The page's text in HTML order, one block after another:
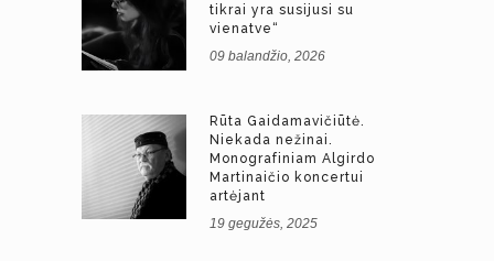
tikrai yra susijusi su
vienatve“
09 balandžio, 2026
Rūta Gaidamavičiūtė.
Niekada nežinai.
Monografiniam Algirdo
Martinaičio koncertui
artėjant
19 gegužės, 2025